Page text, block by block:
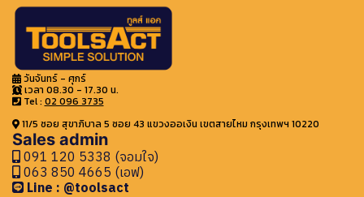
วันจันทร์ - ศุกร์
เวลา 08.30 - 17.30 น.
Tel : 02 096 3735
11/5 ซอย สุขาภิบาล 5 ซอย 43 แขวงออเงิน เขตสายไหม กรุงเทพฯ 10220
Sales admin
091 120 5338 (จอมใจ)
063 850 4665 (เอฟ)
Line : @toolsact